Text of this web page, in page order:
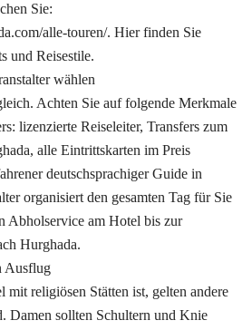
Sie:
alle-touren/. Hier finden Sie
und Reisestile.
wählen
Achten Sie auf folgende Merkmale
lizenzierte Reiseleiter, Transfers zum
alle Eintrittskarten im Preis
deutschsprachiger Guide in
organisiert den gesamten Tag für Sie
Abholservice am Hotel bis zur
Hurghada.
Ausflug
religiösen Stätten ist, gelten andere
Damen sollten Schultern und Knie